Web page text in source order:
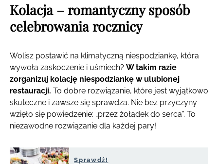
Kolacja – romantyczny sposób
celebrowania rocznicy
Wolisz postawić na klimatyczną niespodziankę, która
wywoła zaskoczenie i uśmiech? W takim razie
zorganizuj kolację niespodziankę w ulubionej
restauracji. To dobre rozwiązanie, które jest wyjątkowo
skuteczne i zawsze się sprawdza. Nie bez przyczyny
wzięło się powiedzenie: „przez żołądek do serca”. To
niezawodne rozwiązanie dla każdej pary!
Sprawdź!